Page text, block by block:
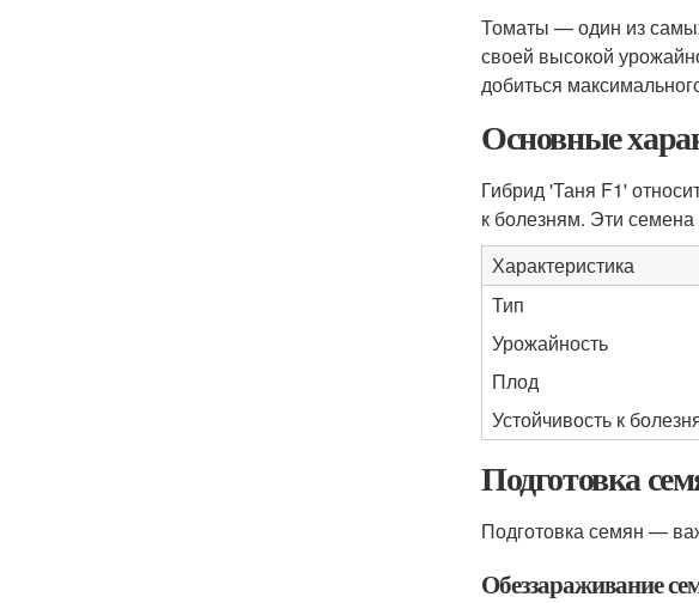
Томаты — один из
своей высокой
добиться
Основные
Гибрид 'Таня F1'
к болезням. Эти
Характеристика
Тип
Урожайность
Плод
Устойчивость к
Подготовка
Подготовка семян —
Обеззараживание